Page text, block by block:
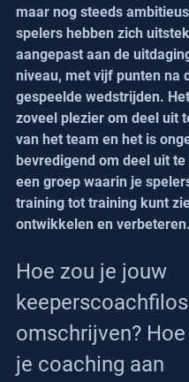
maar nog steeds
spelers hebben zich
aangepast aan de
niveau, met vijf punten na
gespeelde wedstrijden.
zoveel plezier om deel uit
van het team en het is
bevredigend om deel uit
een groep waarin je
training tot training kunt
ontwikkelen en verbeteren.
Hoe zou je jouw
omschrijven?
je coaching aan